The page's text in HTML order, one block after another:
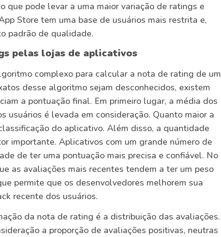
que pode levar a uma maior variação de ratings e
Store tem uma base de usuários mais restrita e,
padrão de qualidade.
pelas lojas de aplicativos
complexo para calcular a nota de rating de um
desse algoritmo sejam desconhecidos, existem
a pontuação final. Em primeiro lugar, a média dos
usuários é levada em consideração. Quanto maior a
do aplicativo. Além disso, a quantidade
importante. Aplicativos com um grande número de
de ter uma pontuação mais precisa e confiável. No
as avaliações mais recentes tendem a ter um peso
permite que os desenvolvedores melhorem sua
recente dos usuários.
da nota de rating é a distribuição das avaliações.
a proporção de avaliações positivas, neutras